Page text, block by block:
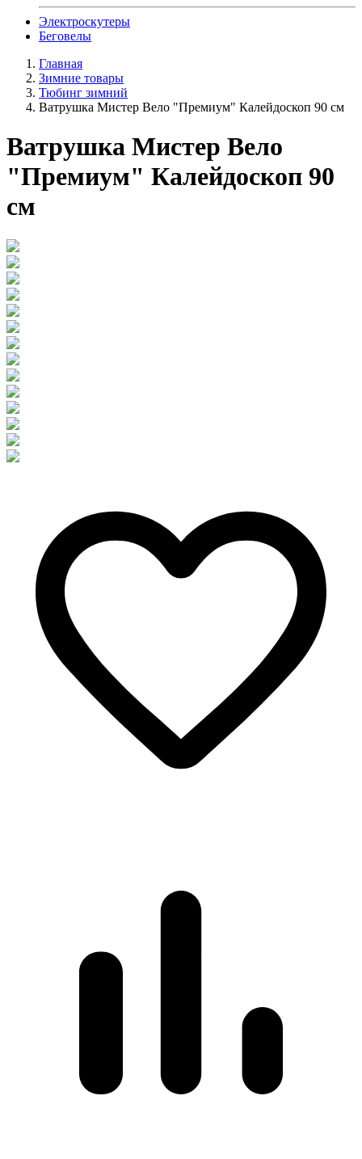
Электроскутеры
Беговелы
Главная
Зимние товары
Тюбинг зимний
Ватрушка Мистер Вело "Премиум" Калейдоскоп 90 см
Ватрушка Мистер Вело
"Премиум" Калейдоскоп 90
см